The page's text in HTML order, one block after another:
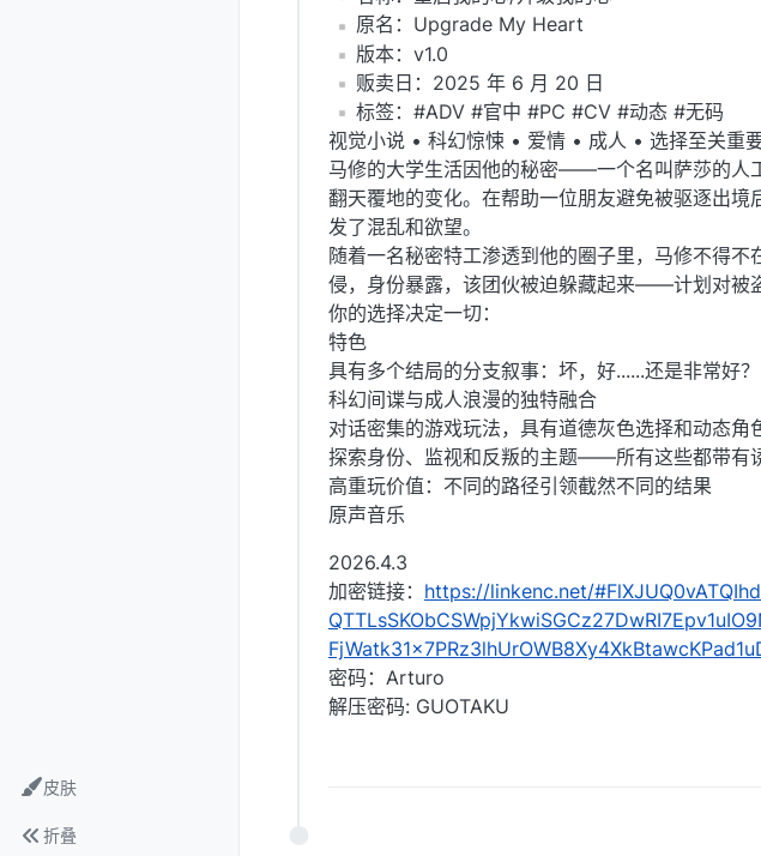
皮肤
折叠
️原名：Upgrade My Heart
️版本：v1.0
️贩卖日：2025 年 6 月 20 日
️标签：#ADV #官中 #PC #CV #动态 #无码
视觉小说 • 科幻惊悚 • 爱情 • 成人 • 选择至关重
马修的大学生活因他的秘密——一个名叫萨莎的
翻天覆地的变化。在帮助一位朋友避免被驱逐出境
发了混乱和欲望。
随着一名秘密特工渗透到他的圈子里，马修不得
侵，身份暴露，该团伙被迫躲藏起来——计划对被
你的选择决定一切：
特色
具有多个结局的分支叙事：坏，好......还是非常好？
科幻间谍与成人浪漫的独特融合
对话密集的游戏玩法，具有道德灰色选择和动态角
探索身份、监视和反叛的主题——所有这些都带有
高重玩价值：不同的路径引领截然不同的结果
原声音乐
2026.4.3
加密链接： https://linkenc.net/
密码：Arturo
解压密码: GUOTAKU